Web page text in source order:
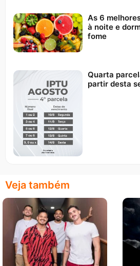
As 6
à noite e
fome
Quarta
partir desta
Veja também